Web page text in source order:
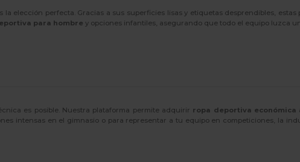
la elección perfecta. Gracias a sus superficies lisas y etiquetas desprendibles,
para hombre y opciones infantiles, asegurando que todo el equipo luzca
es posible. Nuestra plataforma permite adquirir ropa deportiva económica
intensas en el gimnasio o para representar a tu equipo en competiciones, la